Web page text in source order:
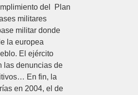
del Plan
militares
militar donde
la europea
El ejército
las denuncias de
En fin, la
en 2004, el de